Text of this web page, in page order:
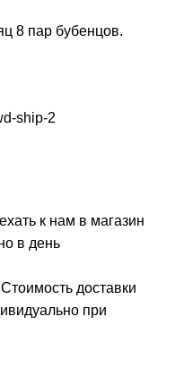
8 пар бубенцов.
к нам в магазин
в день
доставки
при